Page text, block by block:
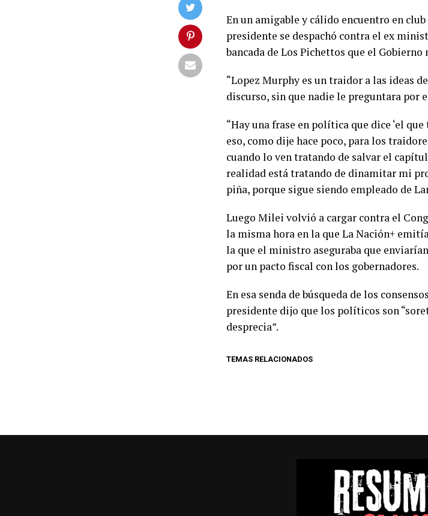
En un amigable y cálido encuentro en
presidente se despachó contra el ex
bancada de Los Pichettos que el
“Lopez Murphy es un traidor a las ideas
discurso, sin que nadie le preguntara por
“Hay una frase en política que dice ‘el
eso, como dije hace poco, para los
cuando lo ven tratando de salvar el
realidad está tratando de dinamitar mi
piña, porque sigue siendo empleado de
Luego Milei volvió a cargar contra el
la misma hora en la que La Nación+
la que el ministro aseguraba que
por un pacto fiscal con los gobernadores.
En esa senda de búsqueda de los
presidente dijo que los políticos son
desprecia”.
TEMAS RELACIONADOS